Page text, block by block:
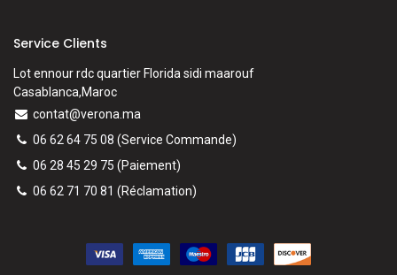
Service Clients
Lot ennour rdc quartier Florida sidi maarouf
Casablanca,Maroc
contat@verona.ma
06 62 64 75 08 (Service Commande)
06 28 45 29 75 (Paiement)
06 62 71 70 81 (Réclamation)